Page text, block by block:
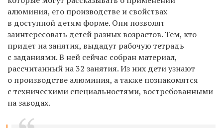
алюминия, его производстве и свойствах
в доступной детям форме. Они позволят
заинтересовать детей разных возрастов. Тем, кто
придет на занятия, выдадут рабочую тетрадь
с заданиями. В ней сейчас собран материал,
рассчитанный на 32 занятия. Из них дети узнают
о производстве алюминия, а также познакомятся
с техническими специальностями, востребованными
на заводах.